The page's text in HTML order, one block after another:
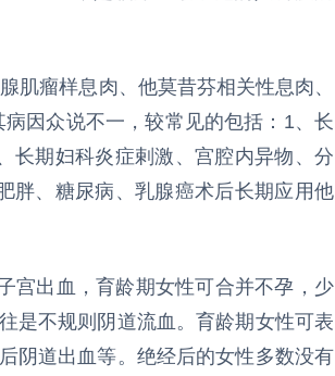
瘤样息肉、他莫昔芬相关性息肉、
因众说不一，较常见的包括：1、长
长期妇科炎症剌激、宫腔内异物、分
胖、糖尿病、乳腺癌术后长期应用他
出血，育龄期女性可合并不孕，少
是不规则阴道流血。育龄期女性可表
阴道出血等。绝经后的女性多数没有